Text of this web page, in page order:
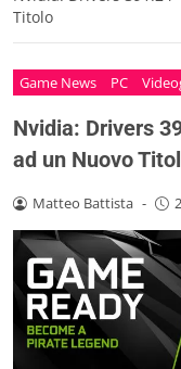
Titolo
Game News PC
Nvidia: Drivers
ad un Nuovo
Matteo Battista -